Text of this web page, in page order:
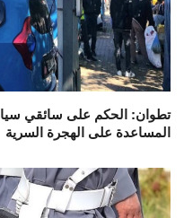
تطوان: الحكم على سائقي
المساعدة على الهجرة السرية